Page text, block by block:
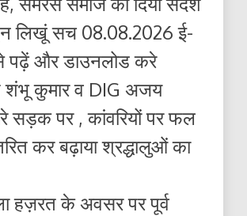
लिखूं सच 08.08.2026 ई-
पढ़ें और डाउनलोड करे
शंभू कुमार व DIG अजय
सड़क पर , कांवरियों पर फल
कर बढ़ाया श्रद्धालुओं का
हज़रत के अवसर पर पूर्व